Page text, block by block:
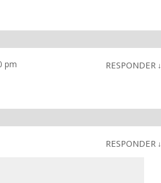
pm RESPONDER ↓
RESPONDER ↓